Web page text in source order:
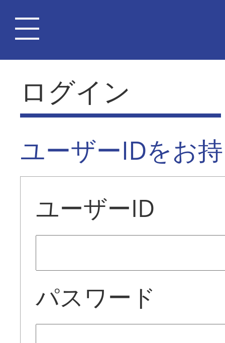
ログイン
ユーザーIDをお
ユーザーID
パスワード